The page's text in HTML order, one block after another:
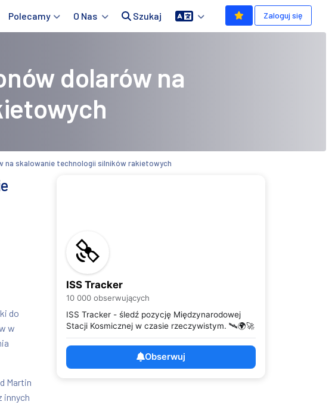
Polecamy O Nas Szukaj Zaloguj się
dolarów na
na skalowanie technologii silników rakietowych
do
w
Martin
innych
ISS Tracker
10 000 obserwujących
ISS Tracker - śledź pozycję Międzynarodowej
Stacji Kosmicznej w czasie rzeczywistym. 🛰️🌍🚀
Obserwuj